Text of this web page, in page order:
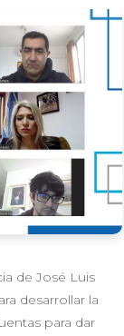
de José Luis
desarrollar la
para dar